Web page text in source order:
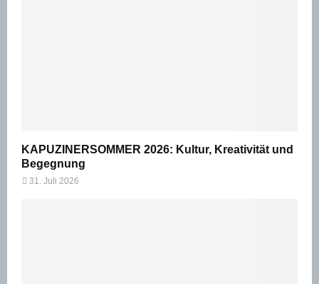
KAPUZINERSOMMER 2026: Kultur, Kreativität und
Begegnung
31. Juli 2026